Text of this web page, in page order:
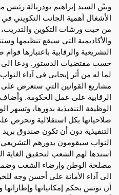
وبيّن السيد إبراهيم بودربالة
الأشغال أهمية الجانب التكويني في
من حيث ورشات التكوين والتدريب،
والأكاديمية التي سيقع تنظيمها
التشريعية والرقابية باعتبارها
حسب مقتضيات الدستور. ودعا الى
لما له من أثر إيجابي في آداء
مشاريع القوانين التي ستعرض
الوظيفة التنفيذية بدورها، وتسهر
صلاحياتها بكل استقلالية وتحرص
التنفيذية دون أن تكون صندوق
النواب سيقومون بدورهم
أسندها لهم الشعب لتحقيق الغاية
مصلحة الوطن وإرضاء الشعب
الى آداء الأمانة على أحسن وجه
أن تونس بحكم إمكانياتها